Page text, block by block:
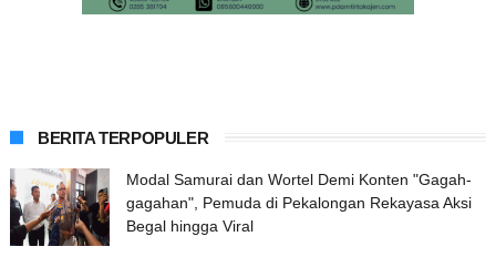
BERITA TERPOPULER
Modal Samurai dan Wortel Demi Konten "Gagah-
gagahan", Pemuda di Pekalongan Rekayasa Aksi
Begal hingga Viral